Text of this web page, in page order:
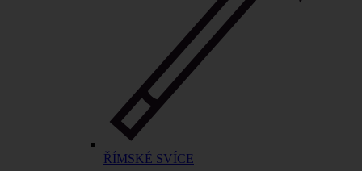
ŘÍMSKÉ SVÍCE